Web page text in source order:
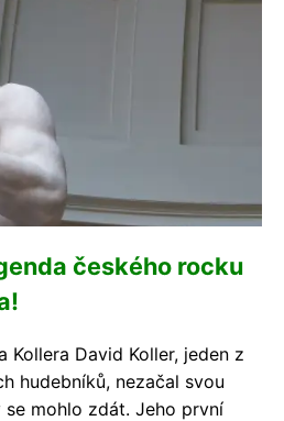
českého rocku
Kollera David Koller, jeden z
hudebníků, nezačal svou
se mohlo zdát. Jeho první